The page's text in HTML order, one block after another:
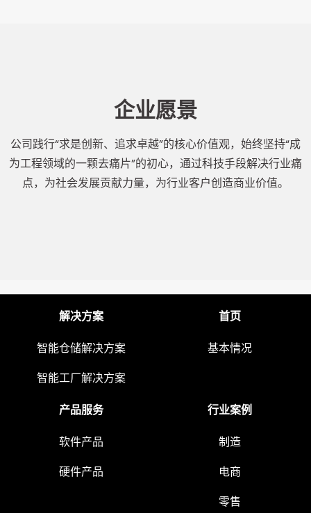
企业愿景
公司践行“求是创新、追求卓越”的核心价值观，始终坚持“成
为工程领域的一颗去痛片”的初心，通过科技手段解决行业痛
点，为社会发展贡献力量，为行业客户创造商业价值。
解决方案
智能仓储解决方案
智能工厂解决方案
首页
基本情况
产品服务
软件产品
硬件产品
行业案例
制造
电商
零售